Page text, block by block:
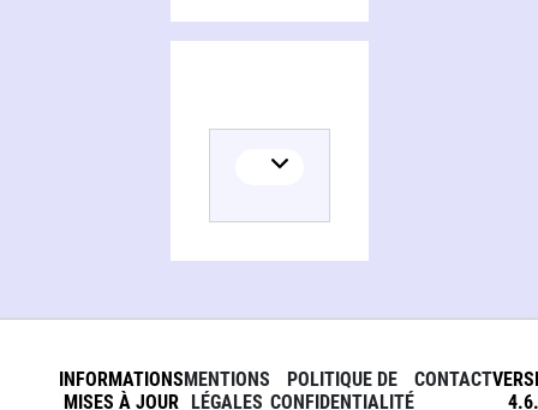
INFORMATIONS
MISES À JOUR
MENTIONS
LÉGALES
POLITIQUE DE
CONFIDENTIALITÉ
CONTACT